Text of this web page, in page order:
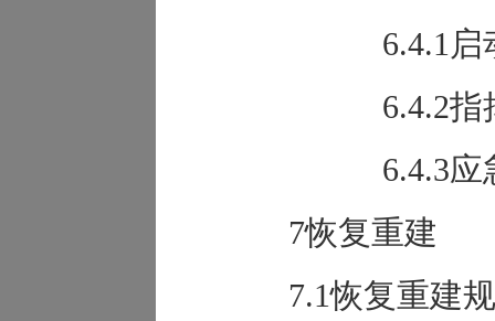
6.4.1
6.4.2指
6.4.3应
7恢复重建
7.1恢复重建